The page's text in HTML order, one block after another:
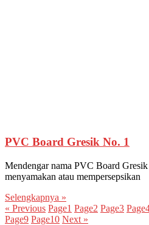
PVC Board Gresik No. 1
Mendengar nama PVC Board
menyamakan atau mempersepsikan
Selengkapnya »
« Previous Page1 Page2 Page3 Page
Page9 Page10 Next »